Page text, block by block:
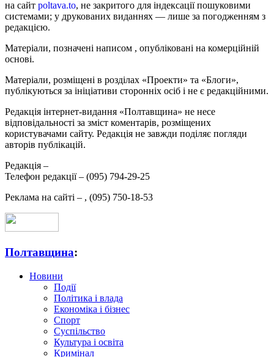
на сайт poltava.to, не закритого для індексації пошуковими
системами; у друкованих виданнях — лише за погодженням з
редакцією.
Матеріали, позначені написом , опубліковані на комерційній
основі.
Матеріали, розміщені в розділах «Проекти» та «Блоги»,
публікуються за ініціативи сторонніх осіб і не є редакційними.
Редакція інтернет-видання «Полтавщина» не несе
відповідальності за зміст коментарів, розміщених
користувачами сайту. Редакція не завжди поділяє погляди
авторів публікацій.
Редакція –
Телефон редакції – (095) 794-29-25
Реклама на сайті – , (095) 750-18-53
Полтавщина:
Новини
Події
Політика і влада
Економіка і бізнес
Спорт
Суспільство
Культура і освіта
Кримінал